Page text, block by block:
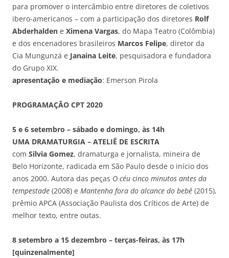
para promover o intercâmbio entre diretores de coletivos
ibero-americanos – com a participação dos diretores Rolf
Abderhalden e Ximena Vargas, do Mapa Teatro (Colômbia)
e dos encenadores brasileiros Marcos Felipe, diretor da
Cia Mungunzá e Janaina Leite, pesquisadora e fundadora
do Grupo XIX.
apresentação e mediação: Emerson Pirola
PROGRAMAÇÃO CPT 2020
5 e 6 setembro – sábado e domingo, às 14h
UMA DRAMATURGIA – ATELIÊ DE ESCRITA
com Silvia Gomez, dramaturga e jornalista, mineira de
Belo Horizonte, radicada em São Paulo desde o início dos
anos 2000. Autora das peças O céu cinco minutos antes da
tempestade (2008) e Mantenha fora do alcance do bebê (2015),
prêmio APCA (Associação Paulista dos Críticos de Arte) de
melhor texto, entre outas.
8 setembro a 15 dezembro – terças-feiras, às 17h
[quinzenalmente]